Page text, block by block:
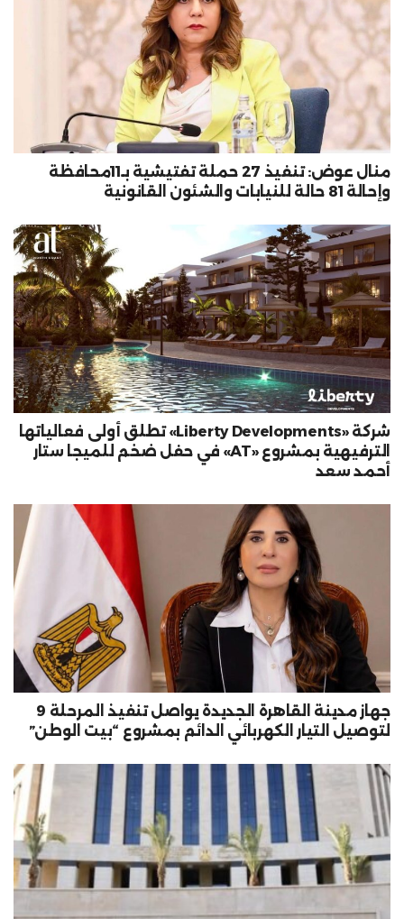
منال عوض: تنفيذ 27 حملة تفتيشية بـ11محافظة
وإحالة 81 حالة للنيابات والشئون القانونية
شركة «Liberty Developments» تطلق أولى فعالياتها
الترفيهية بمشروع «AT» في حفل ضخم للميجا ستار
أحمد سعد
جهاز مدينة القاهرة الجديدة يواصل تنفيذ المرحلة 9
لتوصيل التيار الكهربائي الدائم بمشروع “بيت الوطن”